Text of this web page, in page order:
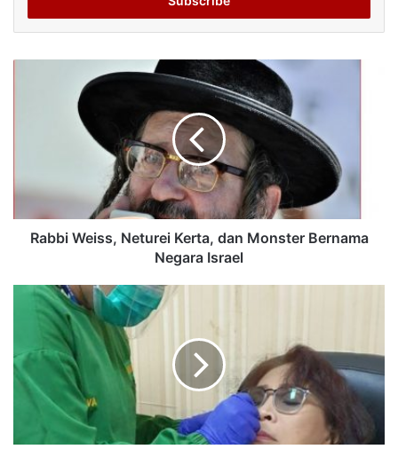
Rabbi Weiss, Neturei Kerta, dan Monster Bernama
Negara Israel